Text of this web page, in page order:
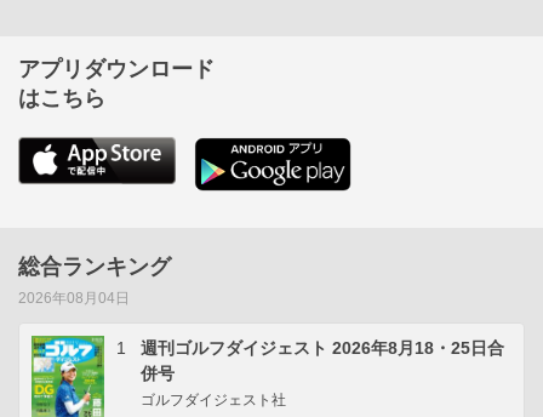
アプリダウンロード
はこちら
総合ランキング
2026年08月04日
1
週刊ゴルフダイジェスト 2026年8月18・25日合
併号
ゴルフダイジェスト社